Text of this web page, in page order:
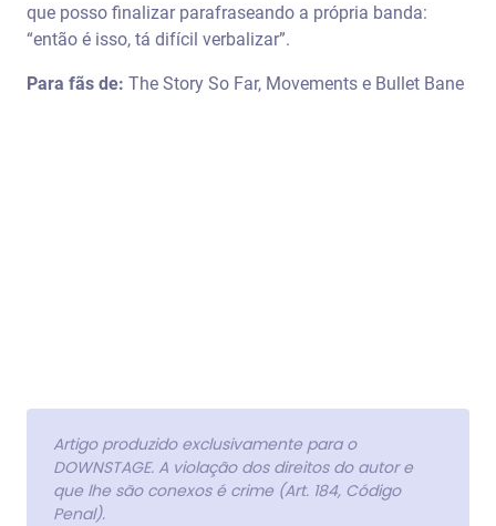
que posso finalizar parafraseando a própria banda:
“então é isso, tá difícil verbalizar”.
Para fãs de: The Story So Far, Movements e Bullet Bane
Artigo produzido exclusivamente para o
DOWNSTAGE. A violação dos direitos do autor e
que lhe são conexos é crime (Art. 184, Código
Penal).